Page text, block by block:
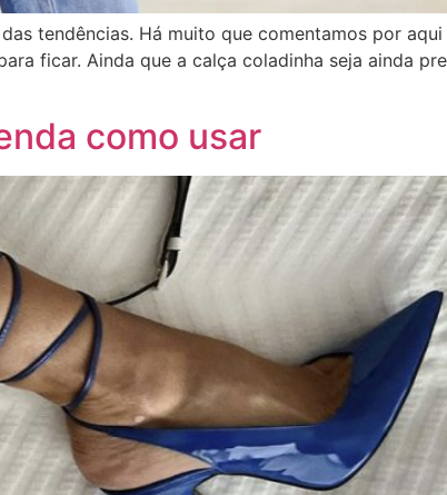
tendências. Há muito que comentamos por aqui
ficar. Ainda que a calça coladinha seja ainda
como usar